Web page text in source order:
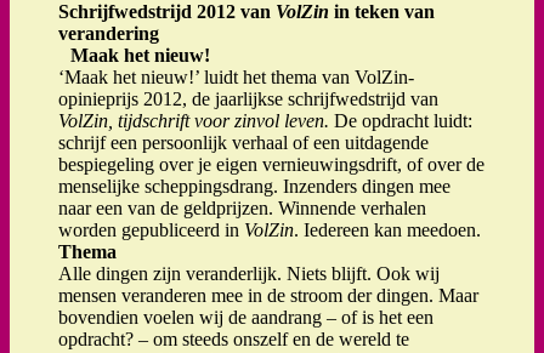
Schrijfwedstrijd 2012 van VolZin in teken van
verandering
Maak het nieuw!
‘Maak het nieuw!’ luidt het thema van VolZin-
opinieprijs 2012, de jaarlijkse schrijfwedstrijd van
VolZin, tijdschrift voor zinvol leven. De opdracht luidt:
schrijf een persoonlijk verhaal of een uitdagende
bespiegeling over je eigen vernieuwingsdrift, of over de
menselijke scheppingsdrang. Inzenders dingen mee
naar een van de geldprijzen. Winnende verhalen
worden gepubliceerd in VolZin. Iedereen kan meedoen.
Thema
Alle dingen zijn veranderlijk. Niets blijft. Ook wij
mensen veranderen mee in de stroom der dingen. Maar
bovendien voelen wij de aandrang – of is het een
opdracht? – om steeds onszelf en de wereld te